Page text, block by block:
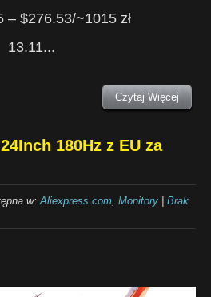
– $276.53/~1015 zł
13.11...
Czytaj Więcej
180Hz z EU za
w:Aliexpress.com, Monitory| Brak